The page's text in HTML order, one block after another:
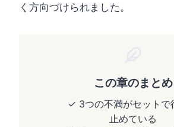
く方向づけられました。
この章のまとめ
✓ 3つの不満がセットで
止めている